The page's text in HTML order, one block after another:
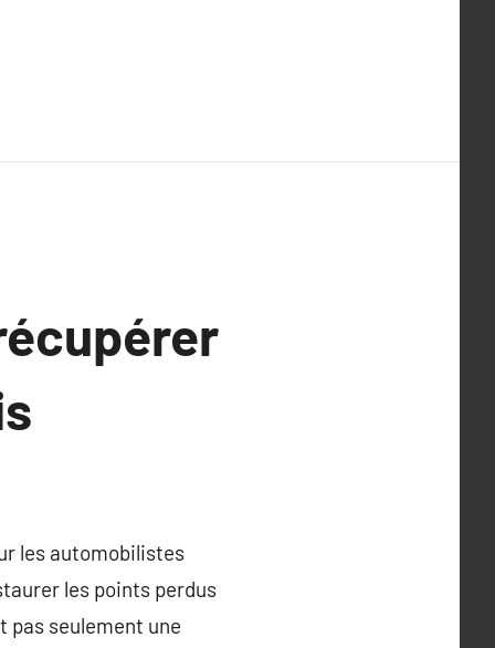
les automobilistes
les points perdus
pas seulement une